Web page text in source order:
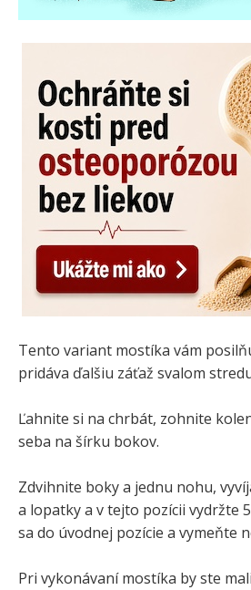
Tento variant mostíka vám
pridáva ďalšiu záťaž svalom
Ľahnite si na chrbát, zohnite
seba na šírku bokov.
Zdvihnite boky a jednu nohu,
a lopatky a v tejto pozícii vydržte
sa do úvodnej pozície a vymeňte
Pri vykonávaní mostíka by ste